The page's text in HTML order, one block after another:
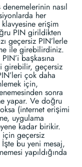
nasıl
her
erişim
PIN girildikten
geçersiz PIN’lerle
ile girebilirdiniz.
başkasına
girebilir, geçersiz
çok daha
için,
sonra
yapar. Ve doğru
(internet erişimi
uygulama
kadar birikir.
geçersiz
İşte bu yeni mesaj,
yapıldığında